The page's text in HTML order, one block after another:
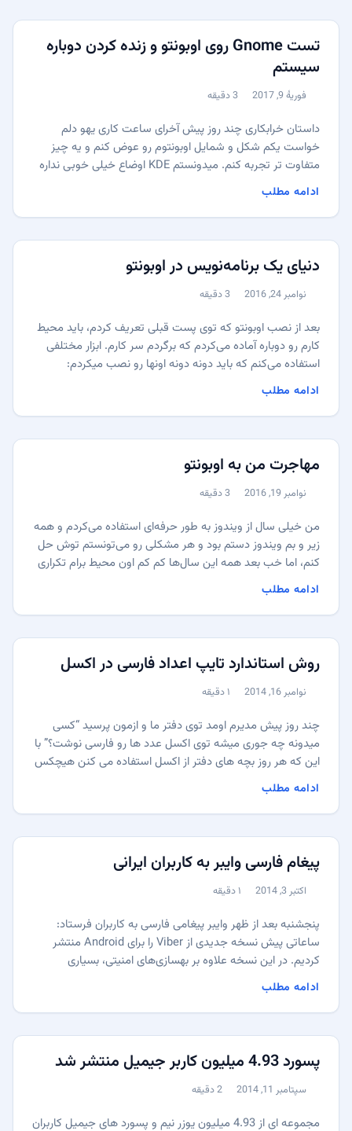
اوبونتو هستش و غیرفعال کردن اون فعلا مشکل رو برطرف
میکنه، تست کردم و برای من کار کرد: ...تست Gnome روی اوبونتو و زنده کردن دوباره
سیستم
منتشر شده:
فوریهٔ 9, 2017 زمان مطالعه:
3 دقیقه
داستان خرابکاری چند روز پیش آخرای ساعت کاری یهو دلم
خواست یکم شکل و شمایل اوبونتوم رو عوض کنم و یه چیز
متفاوت تر تجربه کنم. میدونستم KDE اوضاع خیلی خوبی نداره
برای استفاده از Gnome روی اوبونتو (بدون نصب دوباره OS)
نصب ubuntu-gnome-desktop هستش: ...
ادامه مطلب
دنیای یک برنامه‌نویس در اوبونتو
منتشر شده:
نوامبر 24, 2016 زمان مطالعه:
3 دقیقه
بعد از نصب اوبونتو که توی پست قبلی تعریف کردم، باید محیط
کارم رو دوباره آماده می‌کردم که برگردم سر کارم. ابزار مختلفی
استفاده می‌کنم که باید دونه دونه اونها رو نصب میکردم:
راحت با دستور زیر نصب میشه، فقط دقت کنین که این آخرین
نسخه نیست و ورژن 4.x هست و یه نسخه کار-راه-بنداز هست:
ادامه مطلب
مهاجرت من به اوبونتو
منتشر شده:
نوامبر 19, 2016 زمان مطالعه:
3 دقیقه
من خیلی سال از ویندوز به طور حرفه‌ای استفاده می‌کردم و همه
زیر و بم ویندوز دستم بود و هر مشکلی رو می‌تونستم توش حل
کنم، اما خب بعد همه این سال‌ها کم کم اون محیط برام تکراری
شد و دلم آزادی بیشتر می‌خواست. داستان کرک کردن نرم‌افزار ها
و بعضی ابزارهایی هم که اول برای محیط لینوکس نوشته شده
بودن و بعداً به ویندوز انتقال داده شده بودن هم بیشتر من رو
وسوسه کردن که دیگه از ویندوز دل بکنم و کامل به لینوکس
مهاجرت کنم. ...
ادامه مطلب
روش استاندارد تایپ اعداد فارسی در اکسل
منتشر شده:
نوامبر 16, 2014 زمان مطالعه:
۱ دقیقه
چند روز پیش مدیرم اومد توی دفتر ما و ازمون پرسید “کسی
میدونه چه جوری میشه توی اکسل عدد ها رو فارسی نوشت؟” با
این که هر روز بچه های دفتر از اکسل استفاده می کنن هیچکس
نمی دونست و با خودم گفتم شاید به درد شما ها هم بخوره که
اینجا بگم چجوری میشه این کار رو انجام داد. برای نوشتن عدد
های فارسی در اکسل از Format Cells و گزینه Custom باید
فرمت مخصوص اعداد فارسی رو تنظیم کنین. ...
ادامه مطلب
پیغام فارسی وایبر به کاربران ایرانی
منتشر شده:
اکتبر 3, 2014 زمان مطالعه:
۱ دقیقه
پنجشنبه بعد از ظهر وایبر پیغامی فارسی به کاربران فرستاد:
ساعاتی پیش نسخه جدیدی از Viber را برای Android منتشر
کردیم. در این نسخه علاوه بر بهسازی‌های امنیتی، بسیاری
شده است! حتماً این نسخه از برنامه را هر چه سریع‌تر از آدرس
زیر دریافت کنید: bit.ly/getviber خیلی از کاربران به صحت این
پیغام شک کردند و حتی شایعاتی مبنی بر اینکه این پیغام جعلی
است و از طرف خرابکارن و یا… فرستاده شده است در شبکه
های اجتماعی پخش شد. ...
ادامه مطلب
پسورد 4.93 میلیون کاربر جیمیل منتشر شد
منتشر شده:
سپتامبر 11, 2014 زمان مطالعه:
2 دقیقه
مجموعه ای از 4.93 میلیون یوزر نیم و پسورد های جیمیل کاربران